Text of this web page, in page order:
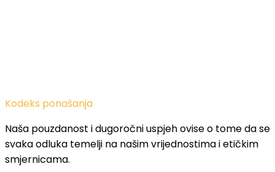
Kodeks ponašanja
Naša pouzdanost i dugoročni uspjeh ovise o tome da se
svaka odluka temelji na našim vrijednostima i etičkim
smjernicama.